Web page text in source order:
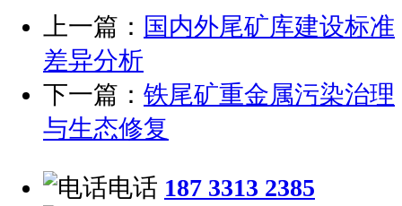
上一篇： 国内外尾矿库建设标准
差异分析
下一篇： 铁尾矿重金属污染治理
与生态修复
电话 187 3313 2385